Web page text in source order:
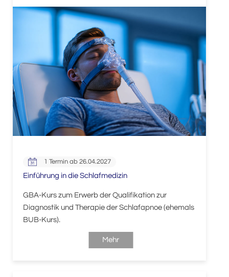
1 Termin ab 26.04.2027
Einführung in die Schlafmedizin
GBA-Kurs zum Erwerb der Qualifikation zur
Diagnostik und Therapie der Schlafapnoe (ehemals
BUB-Kurs).
Mehr